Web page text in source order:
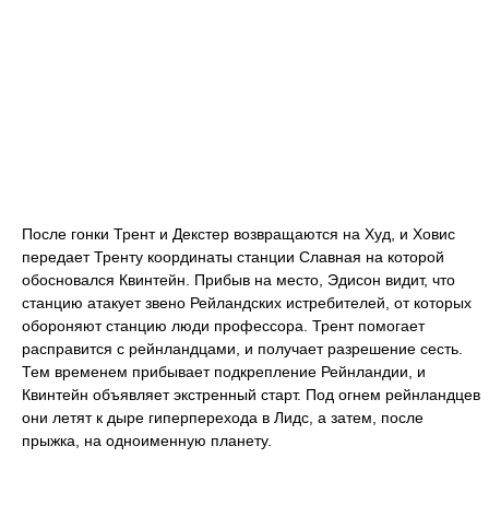
После гонки Трент и Декстер возвращаются на Худ, и Ховис
передает Тренту координаты станции Славная на которой
обосновался Квинтейн. Прибыв на место, Эдисон видит, что
станцию атакует звено Рейландских истребителей, от которых
обороняют станцию люди профессора. Трент помогает
расправится с рейнландцами, и получает разрешение сесть.
Тем временем прибывает подкрепление Рейнландии, и
Квинтейн объявляет экстренный старт. Под огнем рейнландцев
они летят к дыре гиперперехода в Лидс, а затем, после
прыжка, на одноименную планету.